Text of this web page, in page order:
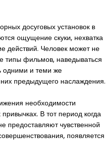
досуговых установок в
ощущение скуки, нехватка
действий. Человек может не
типы фильмов, наведываться
одними и теми же
предыдущего наслаждения.
необходимости
В тот период когда
предоставляют чувственной
появляется